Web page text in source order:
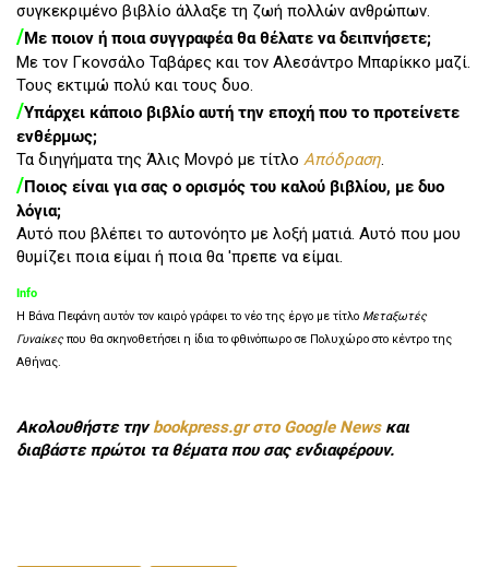
συγκεκριμένο βιβλίο άλλαξε τη ζωή πολλών ανθρώπων.
/Με ποιον ή ποια συγγραφέα θα θέλατε να δειπνήσετε;
Με τον Γκονσάλο Ταβάρες και τον Αλεσάντρο Μπαρίκκο μαζί.
Τους εκτιμώ πολύ και τους δυο.
/Υπάρχει κάποιο βιβλίο αυτή την εποχή που το προτείνετε
ενθέρμως;
Τα διηγήματα της Άλις Μονρό με τίτλο Απόδραση.
/Ποιος είναι για σας ο ορισμός του καλού βιβλίου, με δυο
λόγια;
Αυτό που βλέπει το αυτονόητο με λοξή ματιά. Αυτό που μου
θυμίζει ποια είμαι ή ποια θα 'πρεπε να είμαι.
Info
Η Βάνα Πεφάνη αυτόν τον καιρό γράφει το νέο της έργο με τίτλο Μεταξωτές
Γυναίκεςπου θα σκηνοθετήσει η ίδια το φθινόπωρο σε Πολυχώρο στο κέντρο της
Αθήνας.
Ακολουθήστε τηνbookpress.gr στο Google Newsκαι
διαβάστε πρώτοι τα θέματα που σας ενδιαφέρουν.